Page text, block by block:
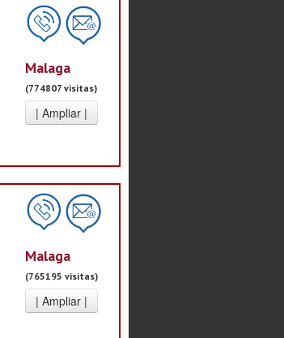
Malaga
(774807 visitas)
Malaga
(765195 visitas)